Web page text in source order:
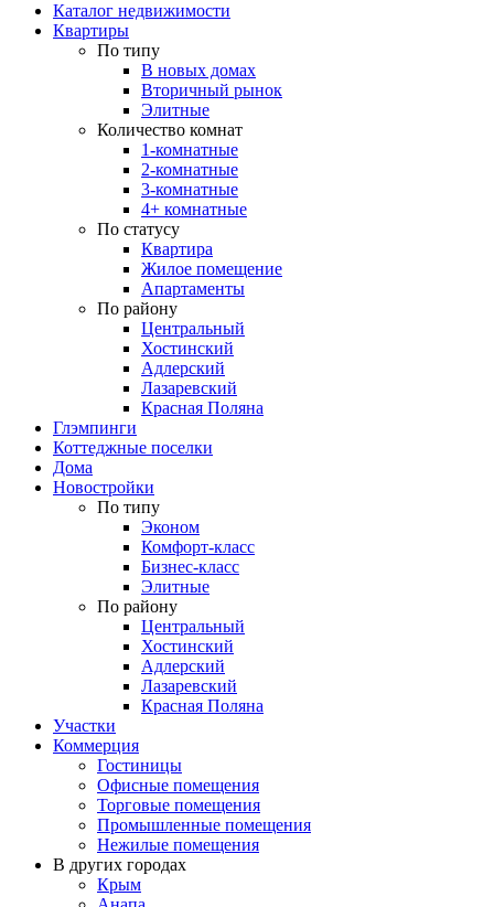
Каталог недвижимости
Квартиры
По типу
В новых домах
Вторичный рынок
Элитные
Количество комнат
1-комнатные
2-комнатные
3-комнатные
4+ комнатные
По статусу
Квартира
Жилое помещение
Апартаменты
По району
Центральный
Хостинский
Адлерский
Лазаревский
Красная Поляна
Глэмпинги
Коттеджные поселки
Дома
Новостройки
По типу
Эконом
Комфорт-класс
Бизнес-класс
Элитные
По району
Центральный
Хостинский
Адлерский
Лазаревский
Красная Поляна
Участки
Коммерция
Гостиницы
Офисные помещения
Торговые помещения
Промышленные помещения
Нежилые помещения
В других городах
Крым